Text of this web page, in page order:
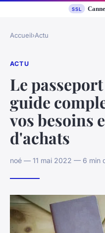
Accueil›Actu
ACTU
Le
guide
vos besoins
d'achats
noé — 11 mai 2022 — 6 min